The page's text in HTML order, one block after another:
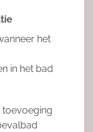
het
in het bad
toevoeging